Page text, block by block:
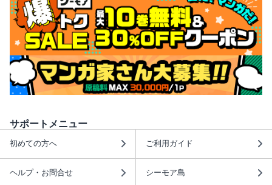
サポートメニュー
初めての方へ ご利用ガイド
ヘルプ・お問合せ シーモア島